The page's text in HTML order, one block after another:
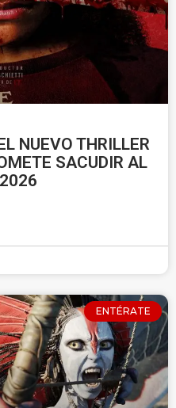
NUEVO THRILLER
SACUDIR AL
ENTÉRATE